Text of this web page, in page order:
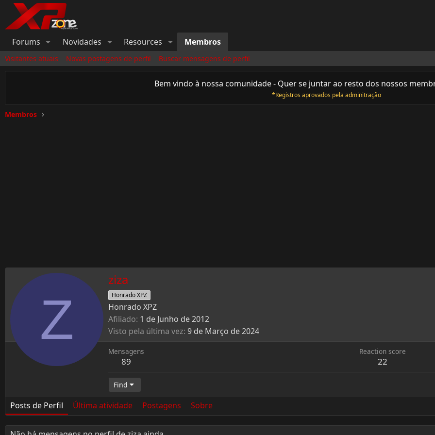
Forums Novidades Resources Membros
Visitantes atuais Novas postagens de perfil Buscar mensagens de perfil
Bem vindo à nossa comunidade - Quer se juntar ao resto dos nossos
*Registros aprovados pela adminitração
Membros
Z
ziza
Honrado XPZ
Honrado XPZ
Afiliado 1 de Junho de 2012
Visto pela última vez 9 de Março de 2024
Mensagens
89
Reaction score
22
Find
Posts de Perfil Última atividade Postagens Sobre